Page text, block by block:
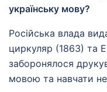
українську мову?
Російська влада
циркуляр (1863) та
заборонялося
мовою та навчати